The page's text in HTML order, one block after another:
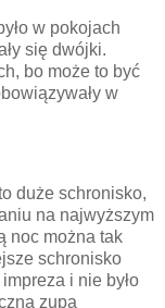
w pokojach
się dwójki.
bo może to być
w
duże schronisko,
na najwyższym
noc można tak
schronisko
i nie było
zupa